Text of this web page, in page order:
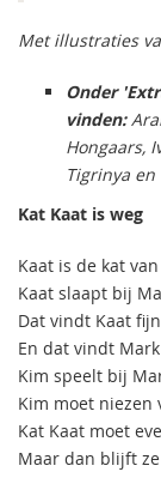
Met illustraties
Onder
vinden:
Hongaars,
Tigrinya en
Kat Kaat is weg
Kaat is de kat
Kaat slaapt bij
Dat vindt Kaat
En dat vindt
Kim speelt bij
Kim moet niezen
Kat Kaat moet
Maar dan blijft ze